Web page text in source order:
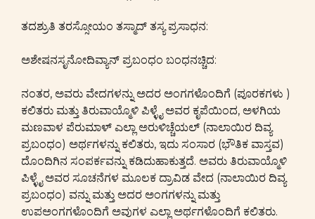
ತದಶ್ರುತಿ ತರಸ್ಸೋಯಂ ತಸ್ಮಾದ್ ತಸ್ಯ ಪ್ರಸಾಧನ:
ಅಶೇಷನಸೃನೋದಿವ್ಯಾನ್ ಪ್ರಬಂಧಂ ಬಂಧನಚ್ಚಿದ:
ನಂತರ, ಅವರು ವೇದಗಳನ್ನು ಅದರ ಅಂಗಗಳೊಂದಿಗೆ (ಪೂರಕಗಳು )
ಕಲಿತರು ಮತ್ತು ತಿರುವಾಯ್ಮೊಳಿ ಪಿಳ್ಳೈ ಅವರ ಕೃಪೆಯಿಂದ, ಅಳಗಿಯ
ಮಣವಾಳ ಪೆರುಮಾಳ್ ಎಲ್ಲಾ ಅರುಳಿಚ್ಚೆಯಲ್ (ನಾಲಾಯಿರ ದಿವ್ಯ
ಪ್ರಬಂಧಂ) ಅರ್ಥಗಳನ್ನು ಕಲಿತರು, ಇದು ಸಂಸಾರ (ಭೌತಿಕ ವಾಸ್ತವ)
ದೊಂದಿಗಿನ ಸಂಪರ್ಕವನ್ನು ಕಡಿದುಹಾಕುತ್ತದೆ. ಅವರು ತಿರುವಾಯ್ಮೊಳಿ
ಪಿಳ್ಳೈ ಅವರ ಸೂಚನೆಗಳ ಮೂಲಕ ದ್ರಾವಿಡ ವೇದ (ನಾಲಾಯಿರ ದಿವ್ಯ
ಪ್ರಬಂಧಂ) ವನ್ನು ಮತ್ತು ಅದರ ಅಂಗಗಳನ್ನು ಮತ್ತು
ಉಪಅಂಗಗಳೊಂದಿಗೆ ಅವುಗಳ ಎಲ್ಲಾ ಅರ್ಥಗಳೊಂದಿಗೆ ಕಲಿತರು.